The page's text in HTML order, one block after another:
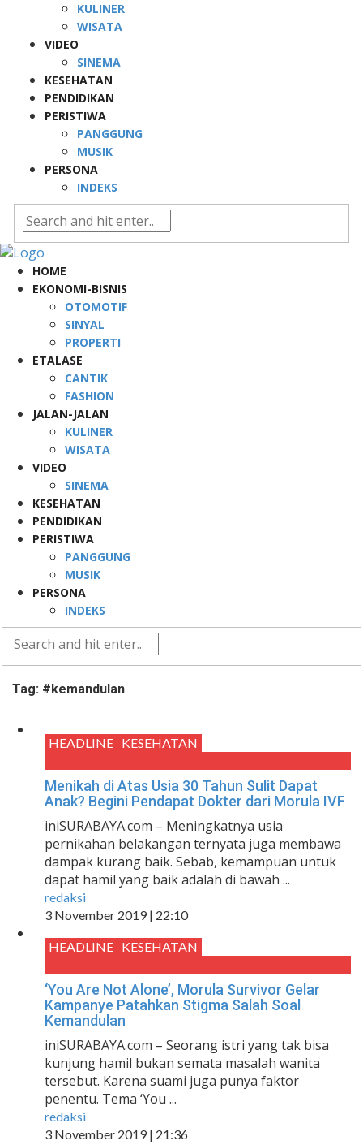
KULINER
WISATA
VIDEO
SINEMA
KESEHATAN
PENDIDIKAN
PERISTIWA
PANGGUNG
MUSIK
PERSONA
INDEKS
HOME
EKONOMI-BISNIS
OTOMOTIF
SINYAL
PROPERTI
ETALASE
CANTIK
FASHION
JALAN-JALAN
KULINER
WISATA
VIDEO
SINEMA
KESEHATAN
PENDIDIKAN
PERISTIWA
PANGGUNG
MUSIK
PERSONA
INDEKS
Tag: #kemandulan
HEADLINE KESEHATAN
Menikah di Atas Usia 30 Tahun Sulit Dapat
Anak? Begini Pendapat Dokter dari Morula IVF
iniSURABAYA.com – Meningkatnya usia
pernikahan belakangan ternyata juga membawa
dampak kurang baik. Sebab, kemampuan untuk
dapat hamil yang baik adalah di bawah ...
redaksi
3 November 2019 | 22:10
HEADLINE KESEHATAN
‘You Are Not Alone’, Morula Survivor Gelar
Kampanye Patahkan Stigma Salah Soal
Kemandulan
iniSURABAYA.com – Seorang istri yang tak bisa
kunjung hamil bukan semata masalah wanita
tersebut. Karena suami juga punya faktor
penentu. Tema ‘You ...
redaksi
3 November 2019 | 21:36